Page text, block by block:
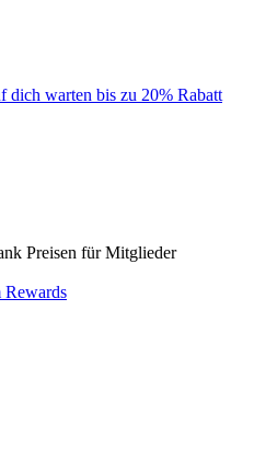
dich warten bis zu 20% Rabatt
Preisen für Mitglieder
Rewards